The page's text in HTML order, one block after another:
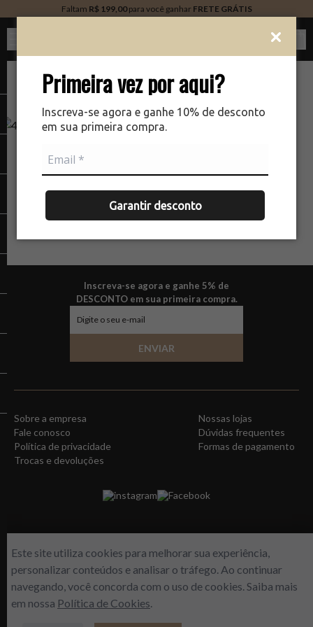
Primeira vez por aqui?
Inscreva-se agora e ganhe 10% de desconto
em sua primeira compra.
Garantir desconto
Faltam R$ 199,00para você ganhar FRETE GRÁTIS
NÃO ENCONTRAMOS A PÁGINA QUE VOCÊ ESTÁ
PROCURANDO.
Este site utiliza cookies para melhorar sua experiência,
personalizar conteúdos e analisar o tráfego. Ao continuar
navegando, você concorda com o uso de cookies. Saiba mais
em nossa Política de Cookies.
Inscreva-se agora e ganhe 5% de
DESCONTO em sua primeira compra.
ENVIAR
Sobre a empresa
Nossas lojas
Fale conosco
Dúvidas frequentes
Política de privacidade
Formas de pagamento
Trocas e devoluções
instagram Facebook